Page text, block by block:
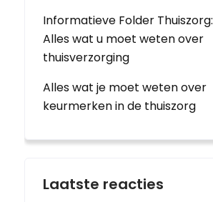
Informatieve Folder Thuiszorg:
Alles wat u moet weten over
thuisverzorging
Alles wat je moet weten over
keurmerken in de thuiszorg
Laatste reacties